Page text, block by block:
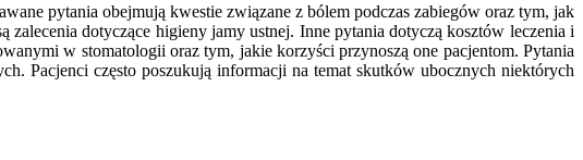
pytania obejmują kwestie związane z bólem podczas zabiegów oraz tym, jak
dotyczące higieny jamy ustnej. Inne pytania dotyczą kosztów leczenia i
w stomatologii oraz tym, jakie korzyści przynoszą one pacjentom. Pytania
Pacjenci często poszukują informacji na temat skutków ubocznych niektórych